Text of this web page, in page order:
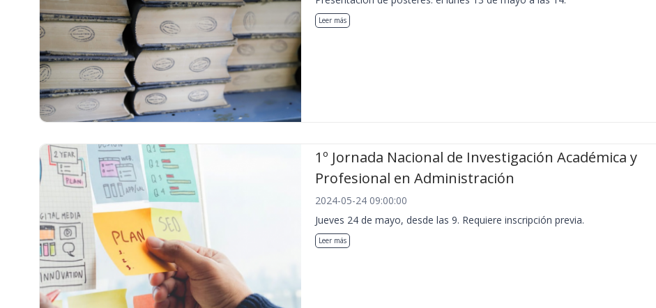
Leer más
1º Jornada Nacional de Investigación Académica y
Profesional en Administración
2024-05-24 09:00:00
Jueves 24 de mayo, desde las 9. Requiere inscripción previa.
Leer más